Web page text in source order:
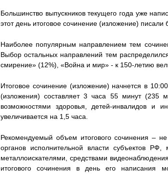
Большинство выпускников текущего года уже
этот день итоговое сочинение (изложение) писали
Наиболее популярным направлением тем
Выбор остальных направлений тем
смирение» (12%), «Война и мир» - к 150-летию
Итоговое сочинение (изложение) начнется в
(изложения) составляет 3 часа 55 минут (235
возможностями здоровья, детей-инвалидов и
увеличивается на 1,5 часа.
Рекомендуемый объем итогового сочинения –
органов исполнительной власти субъектов РФ,
металлоискателями, средствами
итогового сочинения в день его написания